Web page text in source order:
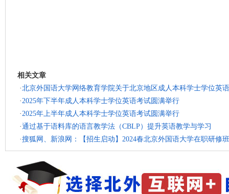
相关文章
·北京外国语大学网络教育学院关于北京地区成人本科学士学位英
·2025年下半年成人本科学士学位英语考试圆满举行
·2025年上半年成人本科学士学位英语考试圆满举行
·通过基于语料库的语言教学法（CBLP）提升英语教学与学习
·搜狐网、新浪网：【招生启动】2024春北京外国语大学在职研修班